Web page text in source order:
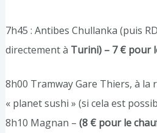
7h45 : Antibes Chullanka (puis
directement à Turini) – 7 € pour
8h00 Tramway Gare Thiers, à la
« planet sushi » (si cela est
8h10 Magnan – (8 € pour le